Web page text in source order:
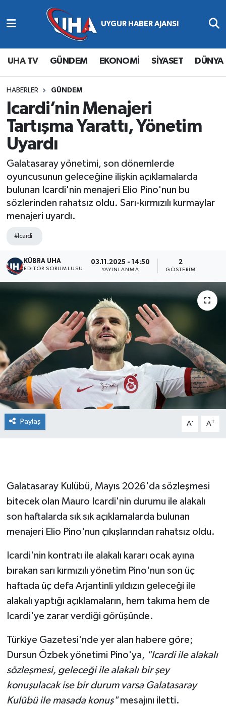
UHA TV GÜNDEM EKONOMİ SİYASET DÜNYA
HABERLER GÜNDEM
Icardi’nin Menajeri
Tartışma Yarattı, Yönetim
Uyardı
Galatasaray yönetimi, son dönemlerde
oyuncusunun geleceğine ilişkin açıklamalarda
bulunan Icardi'nin menajeri Elio Pino'nun bu
sözlerinden rahatsız oldu. Sarı-kırmızılı kurmaylar
menajeri uyardı.
#Icardi
KÜBRA UHA
EDİTÖR SORUMLUSU
03.11.2025 - 14:50
YAYINLANMA
2
GÖSTERIM
Paylaş A- A+
Galatasaray Kulübü, Mayıs 2026'da sözleşmesi
bitecek olan Mauro Icardi'nin durumu ile alakalı
son haftalarda sık sık açıklamalarda bulunan
menajeri Elio Pino'nun çıkışlarından rahatsız oldu.
Icardi'nin kontratı ile alakalı kararı ocak ayına
bırakan sarı kırmızılı yönetim Pino'nun son üç
haftada üç defa Arjantinli yıldızın geleceği ile
alakalı yaptığı açıklamaların, hem takıma hem de
Icardi'ye zarar verdiği görüşünde.
Türkiye Gazetesi'nde yer alan habere göre;
Dursun Özbek yönetimi Pino'ya, "Icardi ile alakalı
sözleşmesi, geleceği ile alakalı bir şey
konuşulacak ise bir durum varsa Galatasaray
Kulübü ile masada konuş"mesajını iletti.
Abone Ol
Gündem
Ekonomi
Magazin
Siyaset
Spor
Yaşam
Nöbetçi Eczaneler
Hava Durumu
Namaz Vakitleri
Trafik Durumu
Süper Lig Puan Durumu ve Fikstür
Tüm Manşetler
Son Dakika Haberleri
Haber Arşivi